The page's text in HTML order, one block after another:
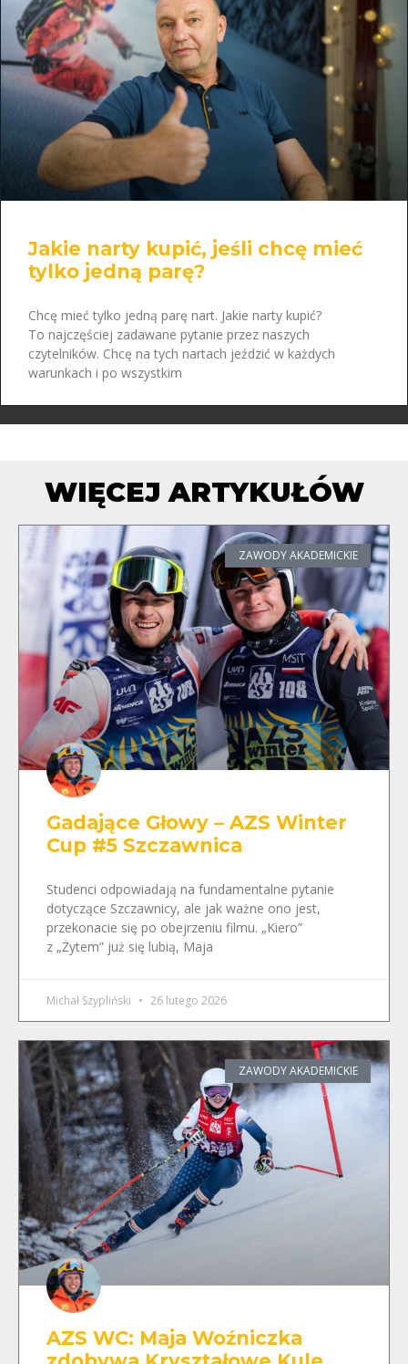
Jakie narty kupić, jeśli chcę mieć
tylko jedną parę?
Chcę mieć tylko jedną parę nart. Jakie narty kupić?
To najczęściej zadawane pytanie przez naszych
czytelników. Chcę na tych nartach jeździć w każdych
warunkach i po wszystkim
WIĘCEJ ARTYKUŁÓW
ZAWODY AKADEMICKIE
Gadające Głowy – AZS Winter
Cup #5 Szczawnica
Studenci odpowiadają na fundamentalne pytanie
dotyczące Szczawnicy, ale jak ważne ono jest,
przekonacie się po obejrzeniu filmu. „Kiero”
z „Żytem” już się lubią, Maja
Michał Szypliński 26 lutego 2026
ZAWODY AKADEMICKIE
AZS WC: Maja Woźniczka